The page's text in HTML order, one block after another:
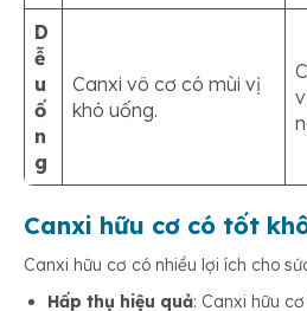
D
ễ
u
ố
n
g
Canxi vô cơ có mùi vị
khó uống.
Canxi hữu cơ có tốt
Canxi hữu cơ có nhiều lợi ích cho
Hấp thụ hiệu quả: Canxi hữu